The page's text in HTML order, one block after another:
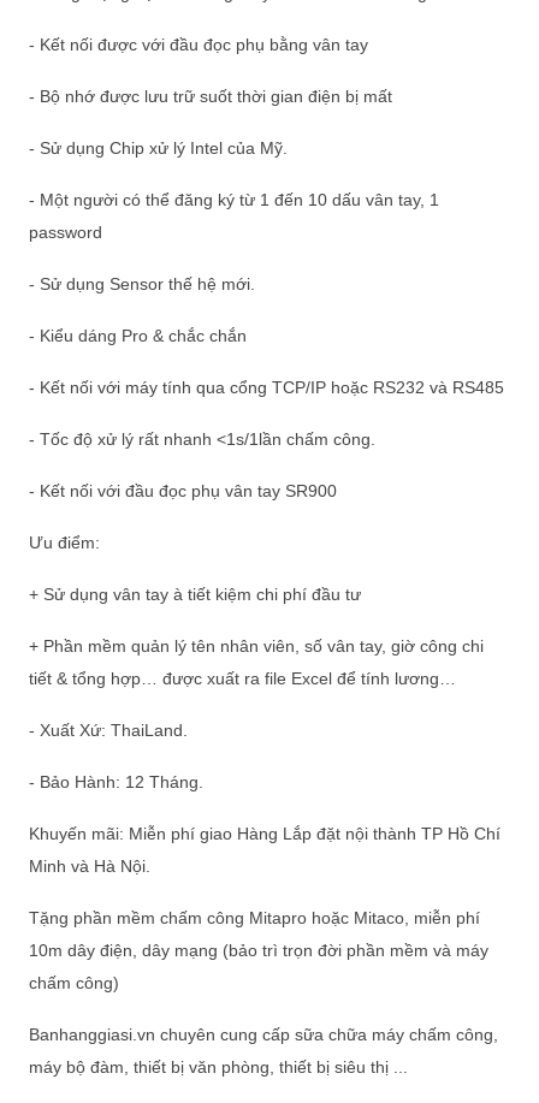
- Kết nối được với đầu đọc phụ bằng vân tay
- Bộ nhớ được lưu trữ suốt thời gian điện bị mất
- Sử dụng Chip xử lý Intel của Mỹ.
- Một người có thể đăng ký từ 1 đến 10 dấu vân tay, 1
password
- Sử dụng Sensor thế hệ mới.
- Kiểu dáng Pro & chắc chắn
- Kết nối với máy tính qua cổng TCP/IP hoặc RS232 và RS485
- Tốc độ xử lý rất nhanh <1s/1lần chấm công.
- Kết nối với đầu đọc phụ vân tay SR900
Ưu điểm:
+ Sử dụng vân tay à tiết kiệm chi phí đầu tư
+ Phần mềm quản lý tên nhân viên, số vân tay, giờ công chi
tiết & tổng hợp… được xuất ra file Excel để tính lương…
- Xuất Xứ: ThaiLand.
- Bảo Hành: 12 Tháng.
Khuyến mãi: Miễn phí giao Hàng Lắp đặt nội thành TP Hồ Chí
Minh và Hà Nội.
Tặng phần mềm chấm công Mitapro hoặc Mitaco, miễn phí
10m dây điện, dây mạng (bảo trì trọn đời phần mềm và máy
chấm công)
Banhanggiasi.vn chuyên cung cấp sữa chữa máy chấm công,
máy bộ đàm, thiết bị văn phòng, thiết bị siêu thị ...